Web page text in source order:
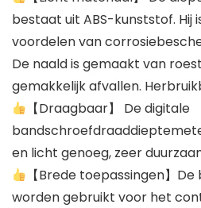
bestaat uit ABS-kunststof. Hij
voordelen van
De naald is gemaakt van
gemakkelijk afvallen.
【Draagbaar】 De digitale
en licht genoeg, zeer
【Brede toepassingen】
worden gebruikt voor het